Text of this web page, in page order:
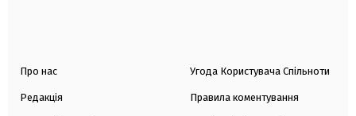
Про нас
Редакція
Угода Користувача Спільноти
Правила коментування